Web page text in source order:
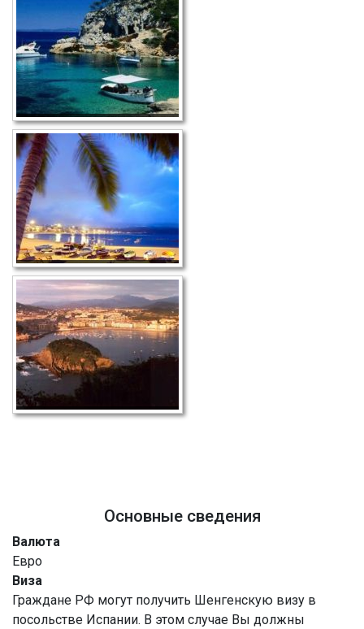
Основные сведения
Валюта
Евро
Виза
Граждане РФ могут получить Шенгенскую визу в
посольстве Испании. В этом случае Вы должны